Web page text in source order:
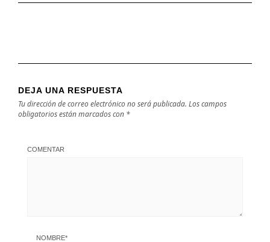
DEJA UNA RESPUESTA
Tu dirección de correo electrónico no será publicada. Los campos
obligatorios están marcados con *
COMENTAR
NOMBRE*